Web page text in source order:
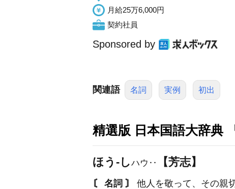
月給25万6,000円
契約社員
Sponsored by
関連語 名詞 実例 初出
精選版 日本国語大辞典
ほう‐しハウ‥ 【芳志】
〘 名詞 〙 他人を敬って、その親